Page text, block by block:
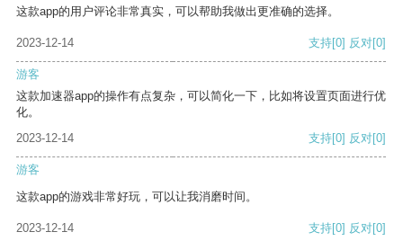
这款app的用户评论非常真实，可以帮助我做出更准确的选择。
2023-12-14 支持[0] 反对[0]
游客
这款加速器app的操作有点复杂，可以简化一下，比如将设置页面进行优
化。
2023-12-14
支持[0] 反对[0]
游客
这款app的游戏非常好玩，可以让我消磨时间。
2023-12-14 支持[0] 反对[0]